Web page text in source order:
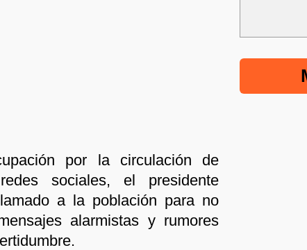
por la circulación de
sociales, el presidente
a la población para no
alarmistas y rumores